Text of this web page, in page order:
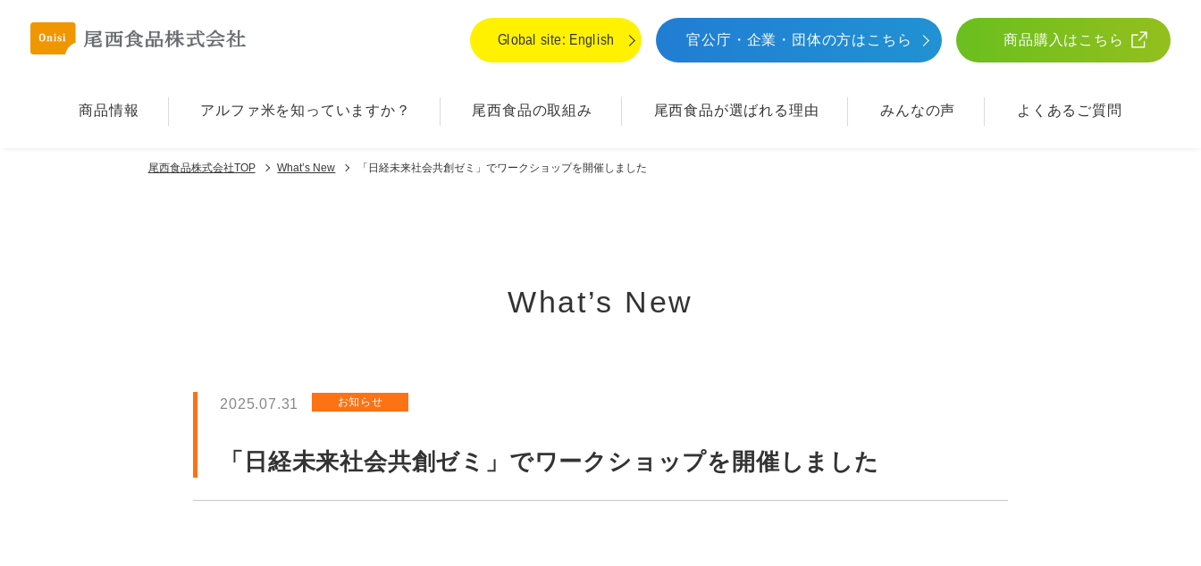
Global site: English 官公庁・企業・団体の方はこちら 商品購入はこちら
商品情報 アルファ⽶を知っていますか？ 尾西食品の取組み 尾西食品が選ばれる理由 みんなの声 よくあるご質問
尾西食品株式会社TOP What’s New 「日経未来社会共創ゼミ」でワークショップを開催しました
What’s New
2025.07.31 お知らせ
「日経未来社会共創ゼミ」でワークショップを開催しました